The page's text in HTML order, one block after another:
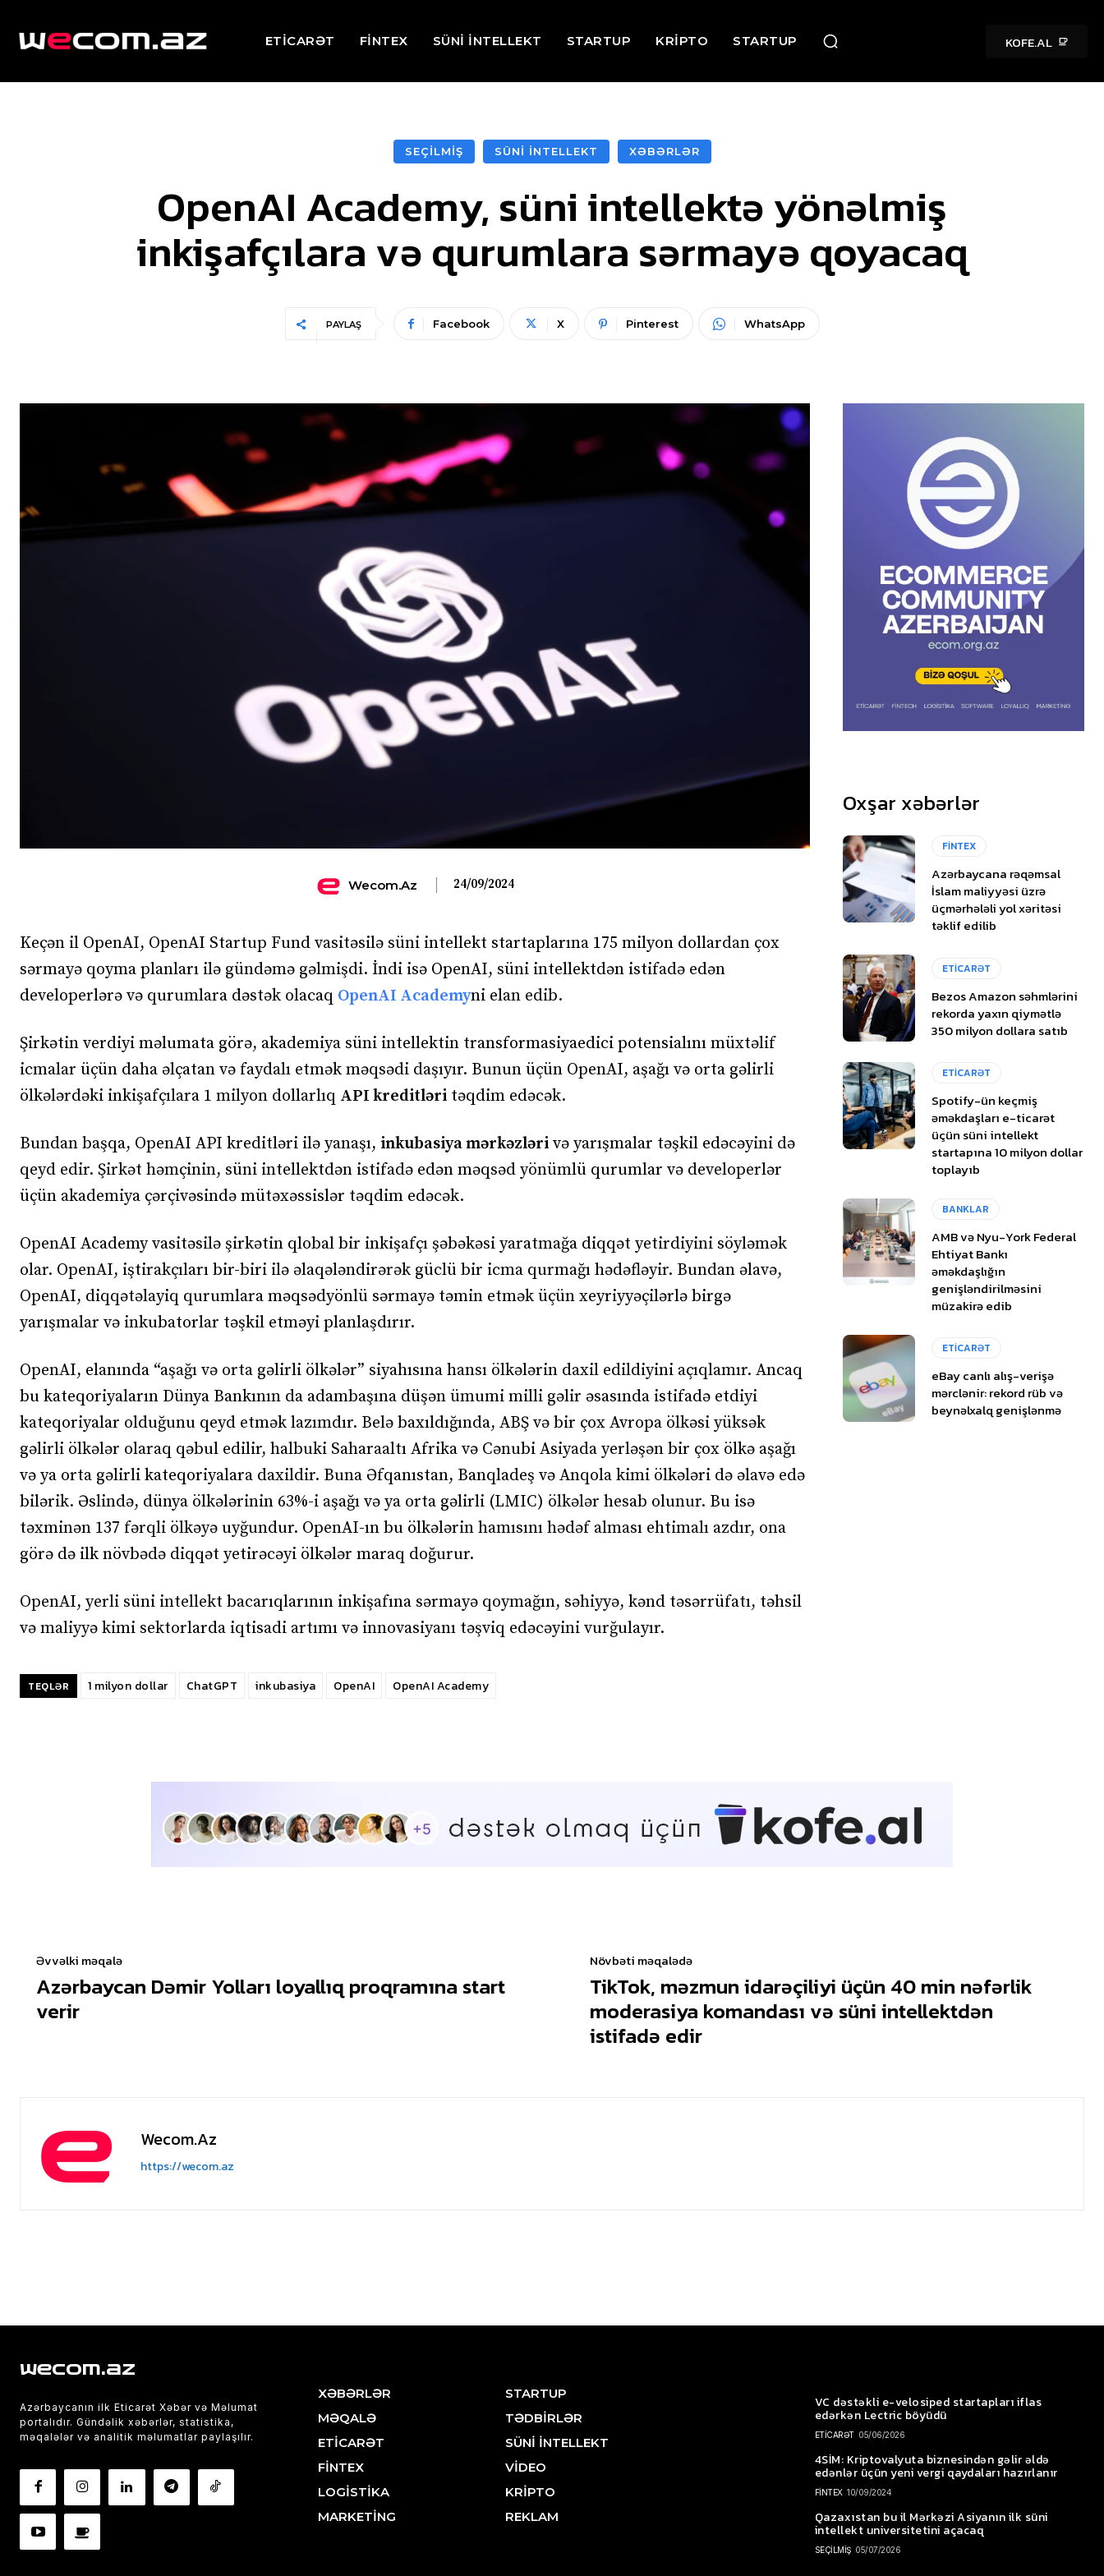
ETİCARƏT FİNTEX SÜNİ İNTELLEKT STARTUP KRİPTO STARTUP KOFE.AL
SEÇİLMİŞ SÜNİ İNTELLEKT XƏBƏRLƏR
OpenAI Academy, süni intellektə yönəlmiş
inkişafçılara və qurumlara sərmayə qoyacaq
PAYLAŞ Facebook X Pinterest WhatsApp
Wecom.az 24/09/2024
Keçən il OpenAI, OpenAI Startup Fund vasitəsilə süni intellekt startaplarına 175 milyon dollardan çox
sərmayə qoyma planları ilə gündəmə gəlmişdi. İndi isə OpenAI, süni intellektdən istifadə edən
developerlərə və qurumlara dəstək olacaq OpenAI Academyni elan edib.
Şirkətin verdiyi məlumata görə, akademiya süni intellektin transformasiyaedici potensialını müxtəlif
icmalar üçün daha əlçatan və faydalı etmək məqsədi daşıyır. Bunun üçün OpenAI, aşağı və orta gəlirli
ölkələrdəki inkişafçılara 1 milyon dollarlıq API kreditləri təqdim edəcək.
Bundan başqa, OpenAI API kreditləri ilə yanaşı, inkubasiya mərkəzləri və yarışmalar təşkil edəcəyini də
qeyd edir. Şirkət həmçinin, süni intellektdən istifadə edən məqsəd yönümlü qurumlar və developerlər
üçün akademiya çərçivəsində mütəxəssislər təqdim edəcək.
OpenAI Academy vasitəsilə şirkətin qlobal bir inkişafçı şəbəkəsi yaratmağa diqqət yetirdiyini söyləmək
olar. OpenAI, iştirakçıları bir-biri ilə əlaqələndirərək güclü bir icma qurmağı hədəfləyir. Bundan əlavə,
OpenAI, diqqətəlayiq qurumlara məqsədyönlü sərmayə təmin etmək üçün xeyriyyəçilərlə birgə
yarışmalar və inkubatorlar təşkil etməyi planlaşdırır.
OpenAI, elanında “aşağı və orta gəlirli ölkələr” siyahısına hansı ölkələrin daxil edildiyini açıqlamır. Ancaq
bu kateqoriyaların Dünya Bankının da adambaşına düşən ümumi milli gəlir əsasında istifadə etdiyi
kateqoriyalar olduğunu qeyd etmək lazımdır. Belə baxıldığında, ABŞ və bir çox Avropa ölkəsi yüksək
gəlirli ölkələr olaraq qəbul edilir, halbuki Saharaaltı Afrika və Cənubi Asiyada yerləşən bir çox ölkə aşağı
və ya orta gəlirli kateqoriyalara daxildir. Buna Əfqanıstan, Banqladeş və Anqola kimi ölkələri də əlavə edə
bilərik. Əslində, dünya ölkələrinin 63%-i aşağı və ya orta gəlirli (LMIC) ölkələr hesab olunur. Bu isə
təxminən 137 fərqli ölkəyə uyğundur. OpenAI-ın bu ölkələrin hamısını hədəf alması ehtimalı azdır, ona
görə də ilk növbədə diqqət yetirəcəyi ölkələr maraq doğurur.
OpenAI, yerli süni intellekt bacarıqlarının inkişafına sərmayə qoymağın, səhiyyə, kənd təsərrüfatı, təhsil
və maliyyə kimi sektorlarda iqtisadi artımı və innovasiyanı təşviq edəcəyini vurğulayır.
TEQLƏR 1 milyon dollar ChatGPT inkubasiya OpenAI OpenAI Academy
Oxşar xəbərlər
FİNTEX
Azərbaycana rəqəmsal
İslam maliyyəsi üzrə
üçmərhələli yol xəritəsi
təklif edilib
ETİCARƏT
Bezos Amazon səhmlərini
rekorda yaxın qiymətlə
350 milyon dollara satıb
ETİCARƏT
Spotify-ün keçmiş
əməkdaşları e-ticarət
üçün süni intellekt
startapına 10 milyon dollar
toplayıb
BANKLAR
AMB və Nyu-York Federal
Ehtiyat Bankı
əməkdaşlığın
genişləndirilməsini
müzakirə edib
ETİCARƏT
eBay canlı alış-verişə
mərclənir: rekord rüb və
beynəlxalq genişlənmə
Əvvəlki məqalə
Azərbaycan Dəmir Yolları loyallıq proqramına start
verir
Növbəti məqalədə
TikTok, məzmun idarəçiliyi üçün 40 min nəfərlik
moderasiya komandası və süni intellektdən
istifadə edir
Wecom.az
https://wecom.az
wecom.az
Azərbaycanın ilk Eticarət Xəbər və Məlumat
portalıdır. Gündəlik xəbərlər, statistika,
məqalələr və analitik məlumatlar paylaşılır.
XƏBƏRLƏR
MƏQALƏ
ETİCARƏT
FİNTEX
LOGİSTİKA
MARKETİNG
STARTUP
TƏDBİRLƏR
SÜNİ İNTELLEKT
VİDEO
KRİPTO
REKLAM
VC dəstəkli e-velosiped startapları iflas
edərkən Lectric böyüdü
ETİCARƏT 05/06/2026
4SİM: Kriptovalyuta biznesindən gəlir əldə
edənlər üçün yeni vergi qaydaları hazırlanır
FİNTEX 10/09/2024
Qazaxıstan bu il Mərkəzi Asiyanın ilk süni
intellekt universitetini açacaq
SEÇİLMİŞ 05/07/2026